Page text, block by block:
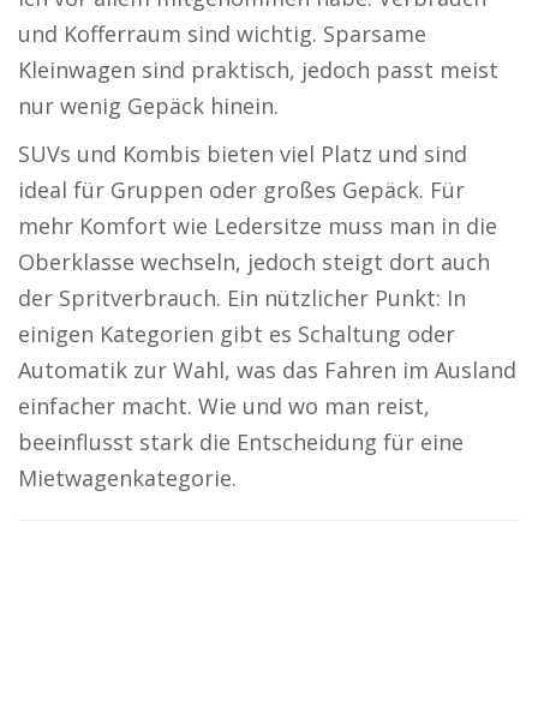
und Kofferraum sind wichtig. Sparsame
Kleinwagen sind praktisch, jedoch passt meist
nur wenig Gepäck hinein.
SUVs und Kombis bieten viel Platz und sind
ideal für Gruppen oder großes Gepäck. Für
mehr Komfort wie Ledersitze muss man in die
Oberklasse wechseln, jedoch steigt dort auch
der Spritverbrauch. Ein nützlicher Punkt: In
einigen Kategorien gibt es Schaltung oder
Automatik zur Wahl, was das Fahren im Ausland
einfacher macht. Wie und wo man reist,
beeinflusst stark die Entscheidung für eine
Mietwagenkategorie.